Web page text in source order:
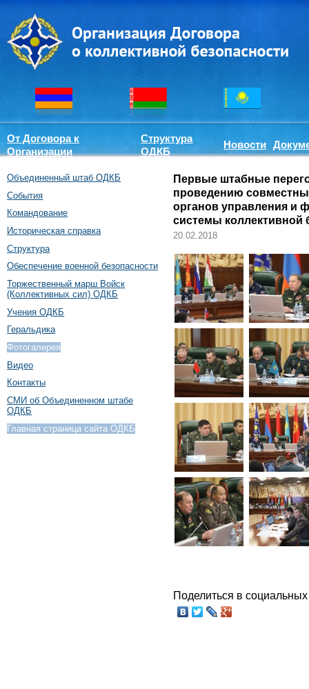
От Договора к
Организации
Структура
ОДКБ
Новости
Объединенный штаб ОДКБ
События
Командование
Историческая справка
Структура
Обеспечение военной безопасности
Торжественный марш Войск
(Коллективных сил) ОДКБ
Учения ОДКБ
Геральдика
Фотогалерея
Видео
Контакты
СМИ об Объединенном штабе
ОДКБ
Главная страница сайта ОДКБ
Первые штабные
проведению
органов управления и
системы коллективной
20.02.2018
Поделиться в социальных